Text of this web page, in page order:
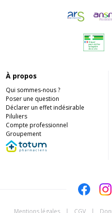
À propos
Qui sommes-nous ?
Poser une question
Déclarer un effet indésirable
Piluliers
Compte professionnel
Groupement
Mentions légales | CGV |